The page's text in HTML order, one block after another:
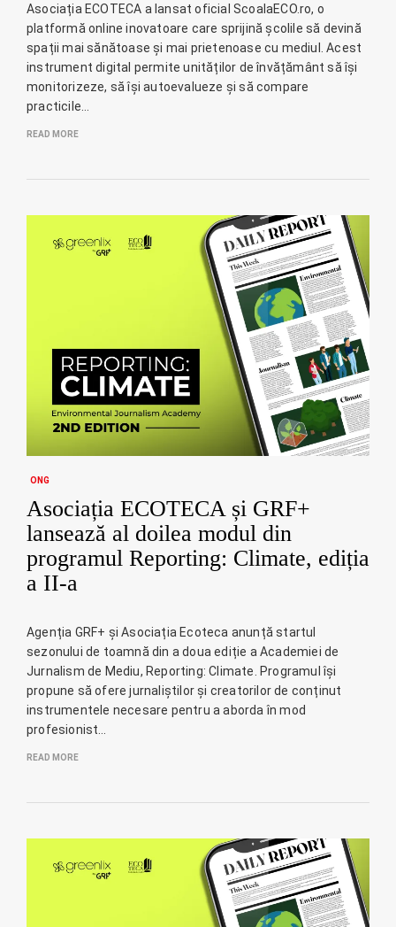
Asociația ECOTECA a lansat oficial ScoalaECO.ro, o
platformă online inovatoare care sprijină școlile să devină
spații mai sănătoase și mai prietenoase cu mediul. Acest
instrument digital permite unităților de învățământ să își
monitorizeze, să își autoevalueze și să compare
practicile…
READ MORE
ONG
Asociația ECOTECA și GRF+
lansează al doilea modul din
programul Reporting: Climate, ediția
a II-a
Agenția GRF+ și Asociația Ecoteca anunță startul
sezonului de toamnă din a doua ediție a Academiei de
Jurnalism de Mediu, Reporting: Climate. Programul își
propune să ofere jurnaliștilor și creatorilor de conținut
instrumentele necesare pentru a aborda în mod
profesionist…
READ MORE